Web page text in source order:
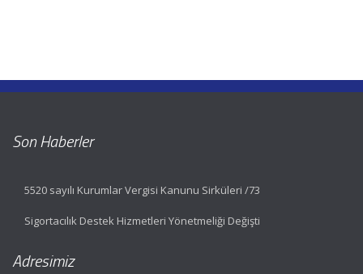
Son Haberler
5520 sayılı Kurumlar Vergisi Kanunu Sirküleri /73
Sigortacılık Destek Hizmetleri Yönetmeliği Değişti
Adresimiz